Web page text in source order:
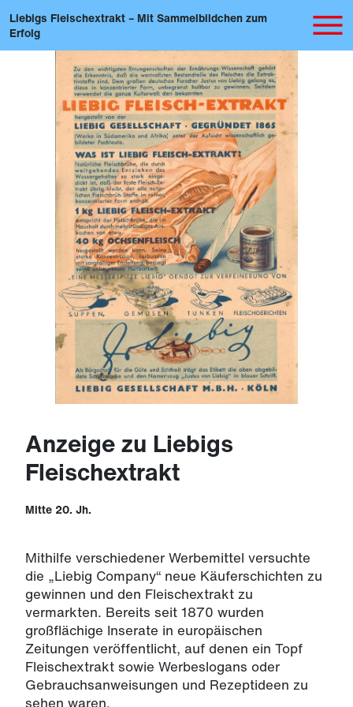
Liebigs Fleischextrakt – Mit Sammelbildchen zum
Erfolg
Anzeige zu Liebigs
Fleischextrakt
Mitte 20. Jh.
Mithilfe verschiedener Werbemittel versuchte
die „Liebig Company“ neue Käuferschichten zu
gewinnen und den Fleischextrakt zu
vermarkten. Bereits seit 1870 wurden
großflächige Inserate in europäischen
Zeitungen veröffentlicht, auf denen ein Topf
Fleischextrakt sowie Werbeslogans oder
Gebrauchsanweisungen und Rezeptideen zu
sehen waren.